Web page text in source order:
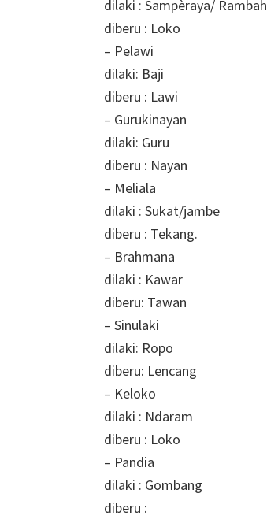
dilaki : Sampèraya/ Rambah
diberu : Loko
– Pelawi
dilaki: Baji
diberu : Lawi
– Gurukinayan
dilaki: Guru
diberu : Nayan
– Meliala
dilaki : Sukat/jambe
diberu : Tekang.
– Brahmana
dilaki : Kawar
diberu: Tawan
– Sinulaki
dilaki: Ropo
diberu: Lencang
– Keloko
dilaki : Ndaram
diberu : Loko
– Pandia
dilaki : Gombang
diberu :